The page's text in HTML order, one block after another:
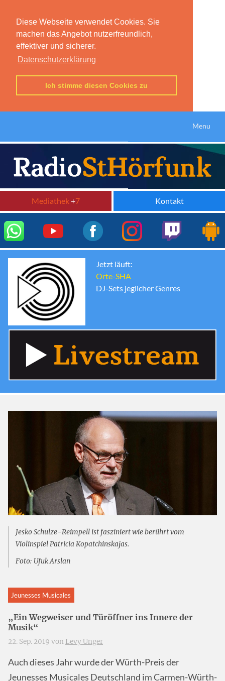
Diese Webseite verwendet Cookies. Sie
machen das Angebot nutzerfreundlich,
effektiver und sicherer.
Datenschutzerklärung
Ich stimme diesen Cookies zu
Menu
Mediathek+7 Kontakt
Jetzt läuft:
Orte-SHA
DJ-Sets jeglicher Genres
Jesko Schulze-Reimpell ist fasziniert wie berührt vom
Violinspiel Patricia Kopatchinskajas.
Foto: Ufuk Arslan
Jeunesses Musicales
„Ein Wegweiser und Türöffner ins Innere der
Musik“
22. Sep. 2019 von Levy Unger
Auch dieses Jahr wurde der Würth-Preis der
Jeunesses Musicales Deutschland im Carmen-Würth-